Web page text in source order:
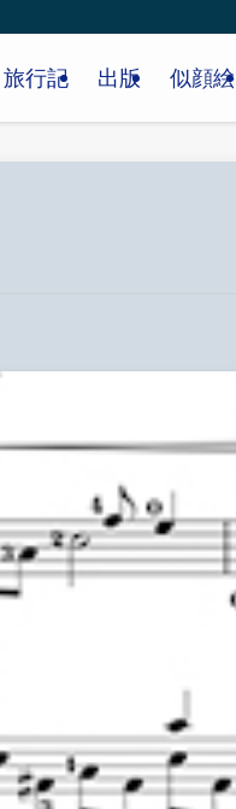
旅行記 出版 似顔絵